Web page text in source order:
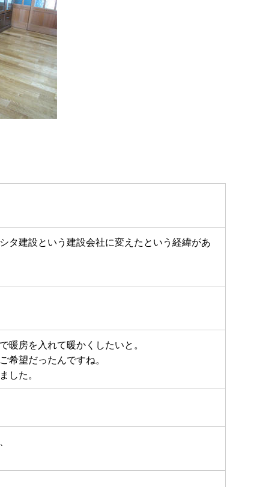
タ建設という建設会社に変えたという経緯があ
房を入れて暖かくしたいと。
望だったんですね。
た。